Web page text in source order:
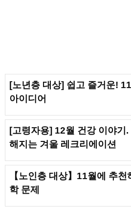
[노년층 대상] 쉽고 즐거운!
아이디어
[고령자용] 12월 건강 이야기
해지는 겨울 레크리에이션
【노인층 대상】11월에 추
학 문제